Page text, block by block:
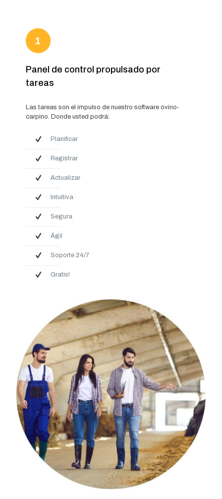
Panel de control propulsado por
tareas
Las tareas son el impulso de nuestro software ovino-
carpino. Donde usted podrá:
Planificar
Registrar
Actualizar
Intuitiva
Segura
Ágil
Soporte 24/7
Gratis!